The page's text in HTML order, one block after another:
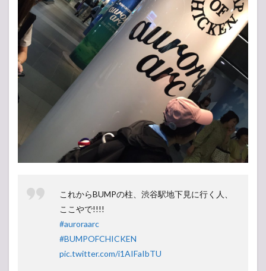
これからBUMPの柱、渋谷駅地下見に行く人、
ここやで!!!!
#auroraarc
#BUMPOFCHICKEN
pic.twitter.com/i1AIFaIbTU